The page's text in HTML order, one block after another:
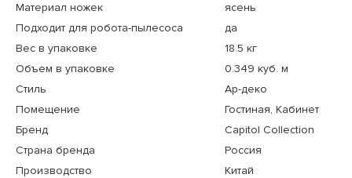
Материал ножек
ясень
Подходит для робота-пылесоса
да
Вес в упаковке
18.5 кг
Объем в упаковке
0.349 куб. м
Стиль
Ар-деко
Помещение
Гостиная, Кабинет
Бренд
Capitol Collection
Страна бренда
Россия
Производство
Китай